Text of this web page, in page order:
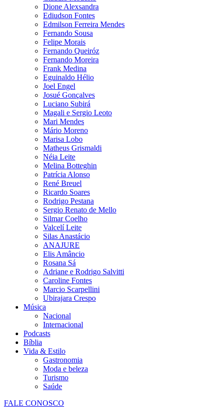
Dione Alexsandra
Ediudson Fontes
Edmilson Ferreira Mendes
Fernando Sousa
Felipe Morais
Fernando Queiróz
Fernando Moreira
Frank Medina
Eguinaldo Hélio
Joel Engel
Josué Gonçalves
Luciano Subirá
Magali e Sergio Leoto
Mari Mendes
Mário Moreno
Marisa Lobo
Matheus Grismaldi
Néia Leite
Melina Botteghin
Patrícia Alonso
René Breuel
Ricardo Soares
Rodrigo Pestana
Sergio Renato de Mello
Silmar Coelho
Valcelí Leite
Silas Anastácio
ANAJURE
Elis Amâncio
Rosana Sá
Adriane e Rodrigo Salvitti
Caroline Fontes
Marcio Scarpellini
Ubirajara Crespo
Música
Nacional
Internacional
Podcasts
Bíblia
Vida & Estilo
Gastronomia
Moda e beleza
Turismo
Saúde
FALE CONOSCO